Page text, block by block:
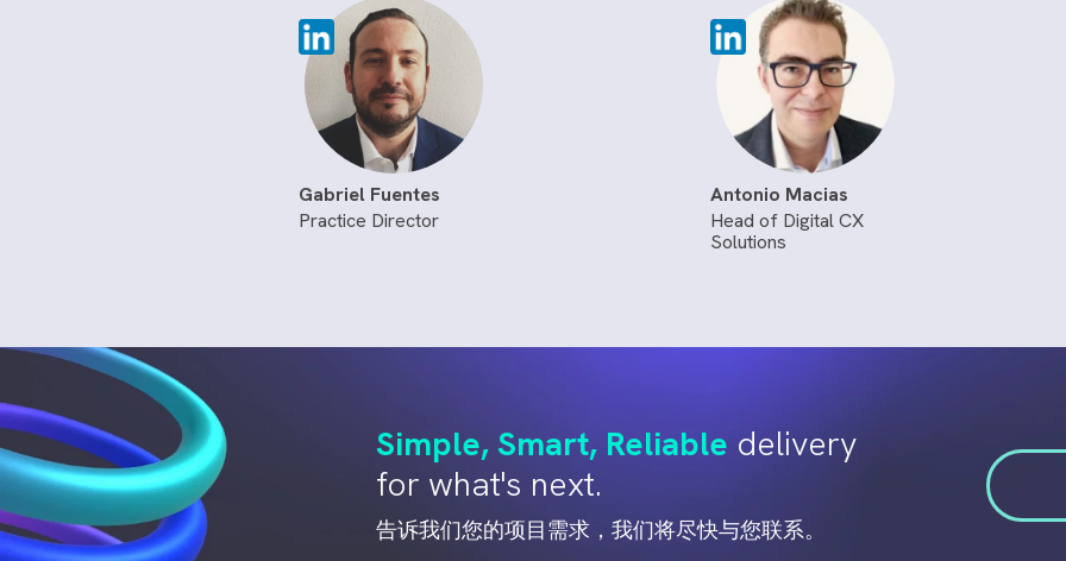
Gabriel Fuentes
Practice Director
Antonio Macias
Head of Digital CX
Solutions
Simple, Smart, Reliable delivery
for what's next.
告诉我们您的项目需求，我们将尽快与您联系。